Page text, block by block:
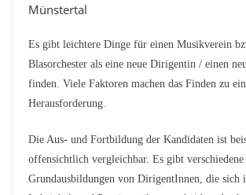
Münstertal
Es gibt leichtere Dinge für einen Musikverein
Blasorchester als eine neue Dirigentin / einen
finden. Viele Faktoren machen das Finden zu
Herausforderung.
Die Aus- und Fortbildung der Kandidaten ist
offensichtlich vergleichbar. Es gibt
Grundausbildungen von DirigentInnen, die sich